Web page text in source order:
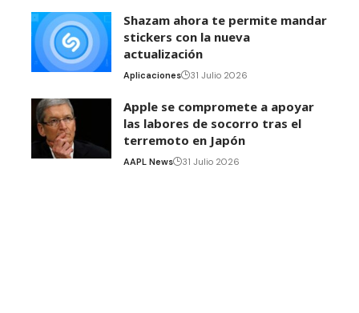
Shazam ahora te permite mandar
stickers con la nueva
actualización
Aplicaciones 31 Julio 2026
Apple se compromete a apoyar
las labores de socorro tras el
terremoto en Japón
AAPL News 31 Julio 2026